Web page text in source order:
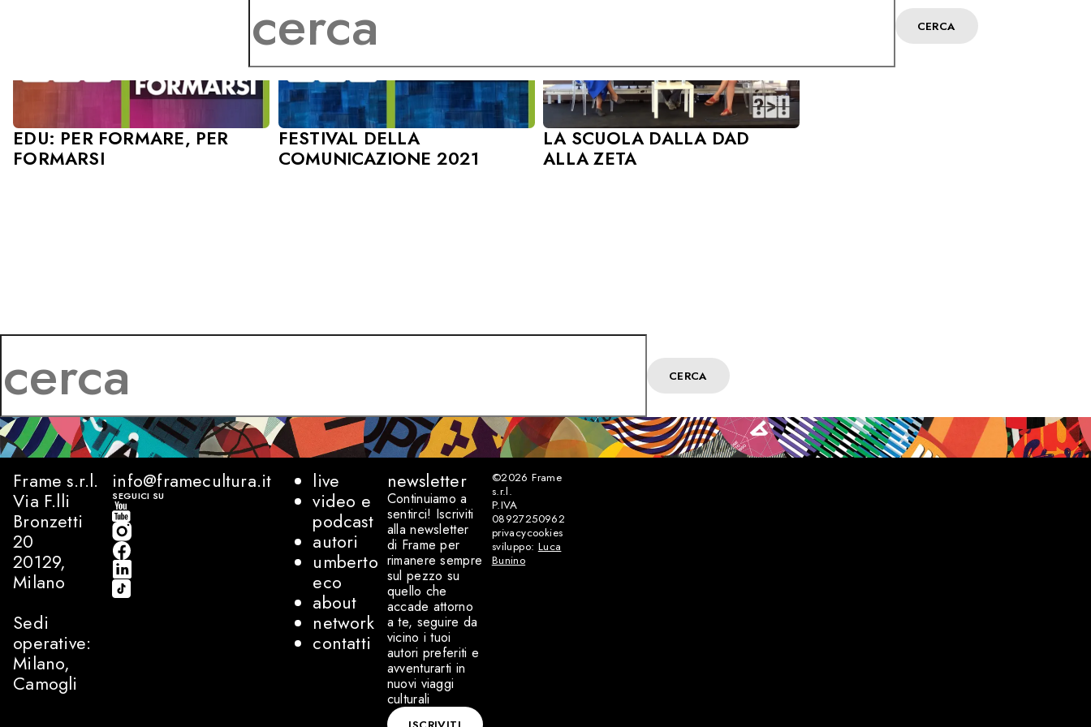
CERCA
EDU: PER FORMARE, PER
FORMARSI
FESTIVAL DELLA
COMUNICAZIONE 2021
LA SCUOLA DALLA DAD
ALLA ZETA
CERCA
Frame s.r.l.
Via F.lli
Bronzetti
20
20129,
Milano
Sedi
operative:
Milano,
Camogli
info@framecultura.it
SEGUICI SU
live
video e
podcast
autori
umberto
eco
about
network
contatti
newsletter
Continuiamo a
sentirci! Iscriviti
alla newsletter
di Frame per
rimanere sempre
sul pezzo su
quello che
accade attorno
a te, seguire da
vicino i tuoi
autori preferiti e
avventurarti in
nuovi viaggi
culturali
©2026Frame
s.r.l.
P.IVA
08927250962
privacycookies
sviluppo: Luca
Bunino